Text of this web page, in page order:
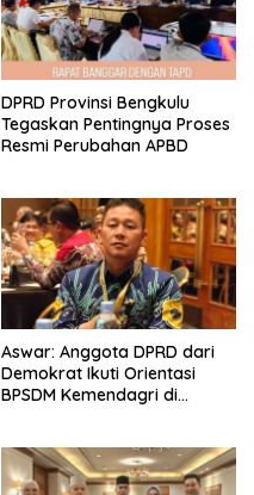
DPRD Provinsi Bengkulu
Tegaskan Pentingnya Proses
Resmi Perubahan APBD
Aswar: Anggota DPRD dari
Demokrat Ikuti Orientasi
BPSDM Kemendagri di